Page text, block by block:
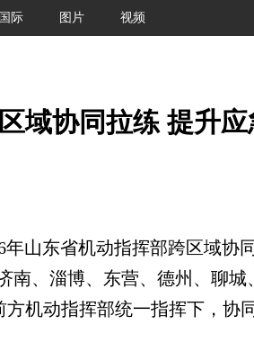
国际 图片 视频
域协同拉练 提升
山东省机动指挥部跨区域协
南、淄博、东营、德州、聊城
机动指挥部统一指挥下，协